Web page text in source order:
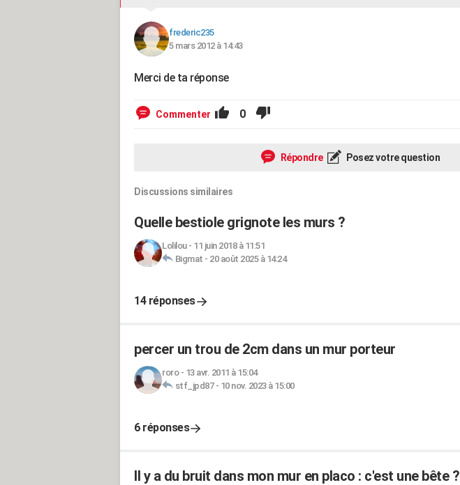
frederic235
5 mars 2012 à 14:43
Merci de ta réponse
Commenter 0
Répondre Posez votre question
Discussions similaires
Quelle bestiole grignote les murs ?
Lolilou- 11 juin 2018 à 11:51
Bigmat - 20 août 2025 à 14:24
14 réponses
percer un trou de 2cm dans un mur porteur
roro- 13 avr. 2011 à 15:04
stf_jpd87- 10 nov. 2023 à 15:00
6 réponses
Il y a du bruit dans mon mur en placo : c'est une bête ?